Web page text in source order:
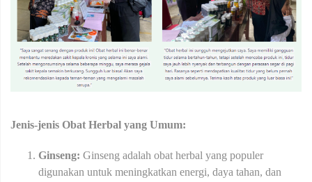
Jenis-jenis Obat Herbal yang Umum:
Ginseng: Ginseng adalah obat herbal yang populer
digunakan untuk meningkatkan energi, daya tahan, dan